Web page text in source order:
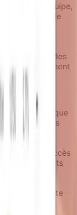
d'équipe,
d'adoption de
au
les
les
montrant des
ont récemment
:
après que
majeurs
ciblant les
grandissent
par le succès
des résultats
de haute